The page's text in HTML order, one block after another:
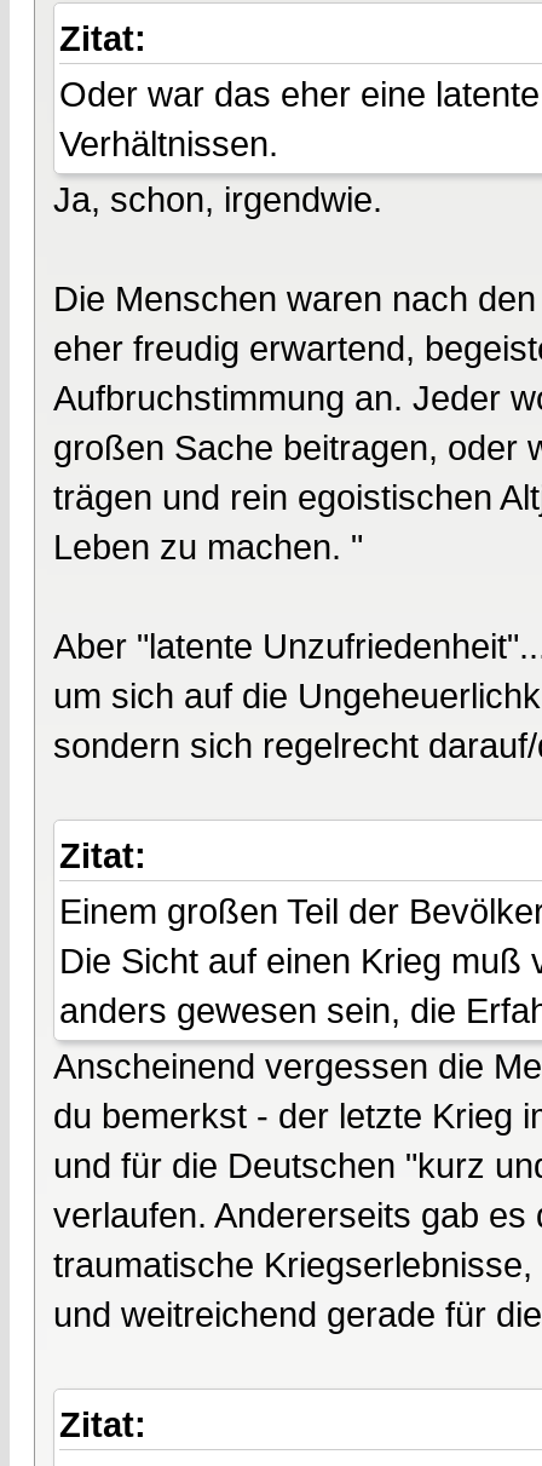
Zitat:
Oder war das eher eine
Verhältnissen.
Ja, schon, irgendwie.
Die Menschen waren nach
eher freudig erwartend,
Aufbruchstimmung an. Jeder
großen Sache beitragen, oder
trägen und rein egoistischen
Leben zu machen. "
Aber "latente
um sich auf die
sondern sich regelrecht
Zitat:
Einem großen Teil der
Die Sicht auf einen Krieg muß
anders gewesen sein, die
Anscheinend vergessen die
du bemerkst - der letzte Krieg
und für die Deutschen "kurz
verlaufen. Andererseits gab
traumatische
und weitreichend gerade für
Zitat: